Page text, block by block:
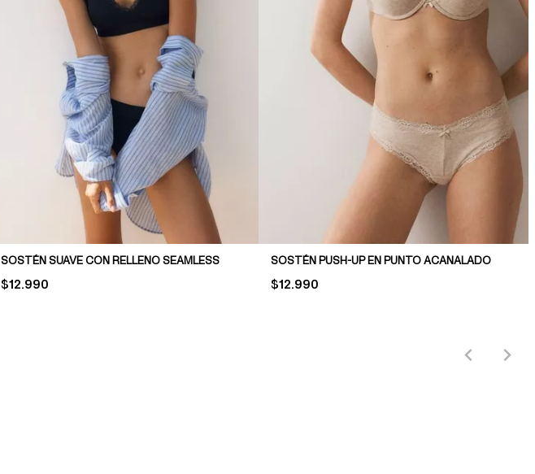
SOSTÉN SUAVE CON RELLENO SEAMLESS
PRICE:
$12.990
SOSTÉN PUSH-UP EN PUNTO ACANALADO
PRICE:
$12.990